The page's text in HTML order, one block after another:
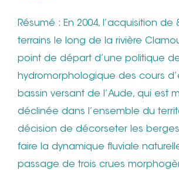
Résumé : En 2004, l’acquisition de
terrains le long de la rivière
point de départ d’une politique
hydromorphologique des cours
bassin versant de l’Aude, qui est
déclinée dans l’ensemble du
décision de décorseter les
faire la dynamique fluviale
passage de trois crues